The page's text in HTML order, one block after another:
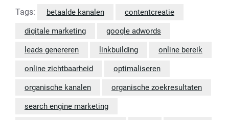
Tags: betaalde kanalen contentcreatie
digitale marketing google adwords
leads genereren linkbuilding online bereik
online zichtbaarheid optimaliseren
organische kanalen organische zoekresultaten
search engine marketing